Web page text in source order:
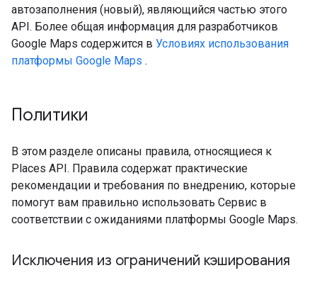
автозаполнения (новый), являющийся частью этого
API. Более общая информация для разработчиков
Google Maps содержится в Условиях использования
платформы Google Maps .
Политики
В этом разделе описаны правила, относящиеся к
Places API. Правила содержат практические
рекомендации и требования по внедрению, которые
помогут вам правильно использовать Сервис в
соответствии с ожиданиями платформы Google Maps.
Исключения из ограничений кэширования